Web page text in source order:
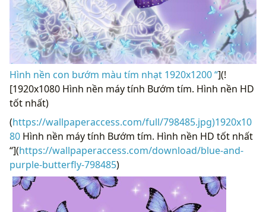
Hình nền con bướm màu tím nhạt 1920x1200 “](!
[1920x1080 Hình nền máy tính Bướm tím. Hình nền HD
tốt nhất)
(https://wallpaperaccess.com/full/798485.jpg)1920x10
80 Hình nền máy tính Bướm tím. Hình nền HD tốt nhất
“](https://wallpaperaccess.com/download/blue-and-
purple-butterfly-798485)